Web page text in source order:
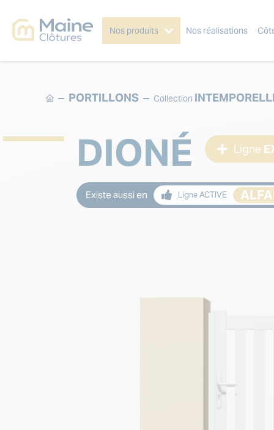
Nos produits Nos réalisations
PORTILLONS Collection
DIONÉ Ligne
Existe aussi en Ligne ACTIVE